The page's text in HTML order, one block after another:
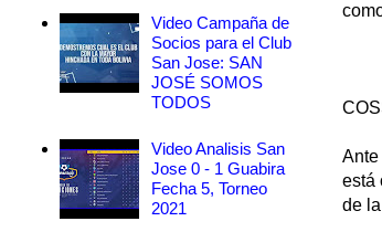
Ante
está
de
Video Campaña de
Socios para el Club
San Jose: SAN
JOSÉ SOMOS
TODOS
Video Analisis San
Jose 0 - 1 Guabira
Fecha 5, Torneo
2021